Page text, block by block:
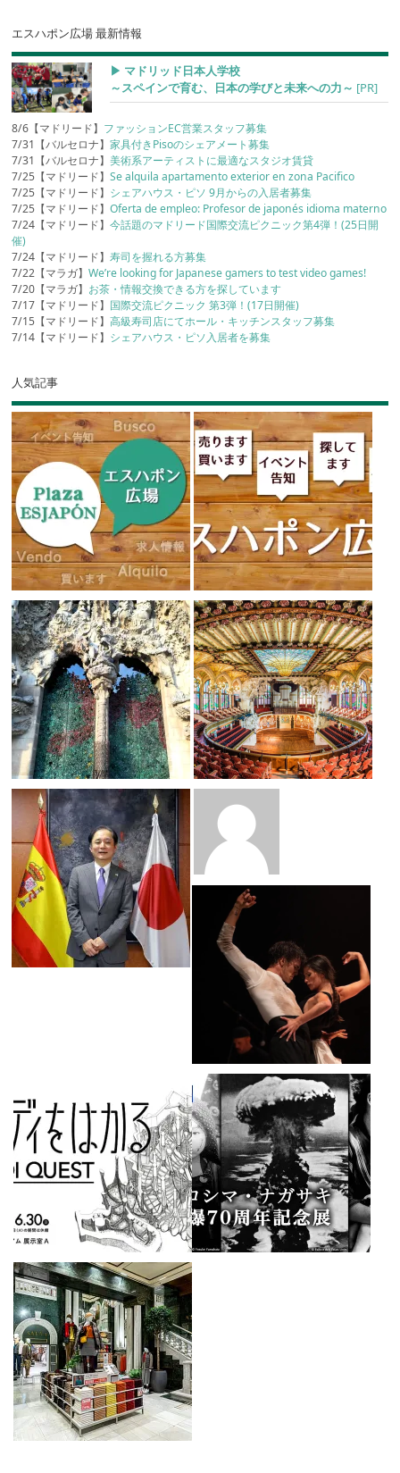
エスハポン広場 最新情報
▶︎ マドリッド日本人学校
～スペインで育む、日本の学びと未来への力～ [PR]
8/6【マドリード】 ファッションEC営業スタッフ募集
7/31【バルセロナ】家具付きPisoのシェアメート募集
7/31【バルセロナ】美術系アーティストに最適なスタジオ賃貸
7/25【マドリード】Se alquila apartamento exterior en zona Pacifico
7/25【マドリード】 シェアハウス・ピソ 9月からの入居者募集
7/25【マドリード】Oferta de empleo: Profesor de japonés idioma materno
7/24【マドリード】今話題のマドリード国際交流ピクニック第4弾！(25日開
催)
7/24【マドリード】寿司を握れる方募集
7/22【マラガ】We’re looking for Japanese gamers to test video games!
7/20【マラガ】 お茶・情報交換できる方を探しています
7/17【マドリード】 国際交流ピクニック 第3弾！(17日開催)
7/15【マドリード】高級寿司店にてホール・キッチンスタッフ募集
7/14【マドリード】 シェアハウス・ピソ入居者を募集
人気記事